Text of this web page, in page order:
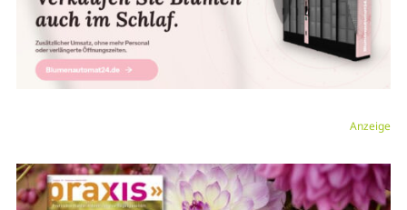
Anzeige